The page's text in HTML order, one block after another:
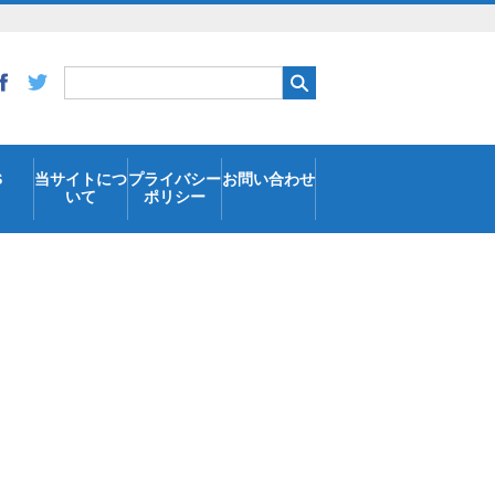
当サイトにつ
いて
プライバシー
ポリシー
お問い合わせ